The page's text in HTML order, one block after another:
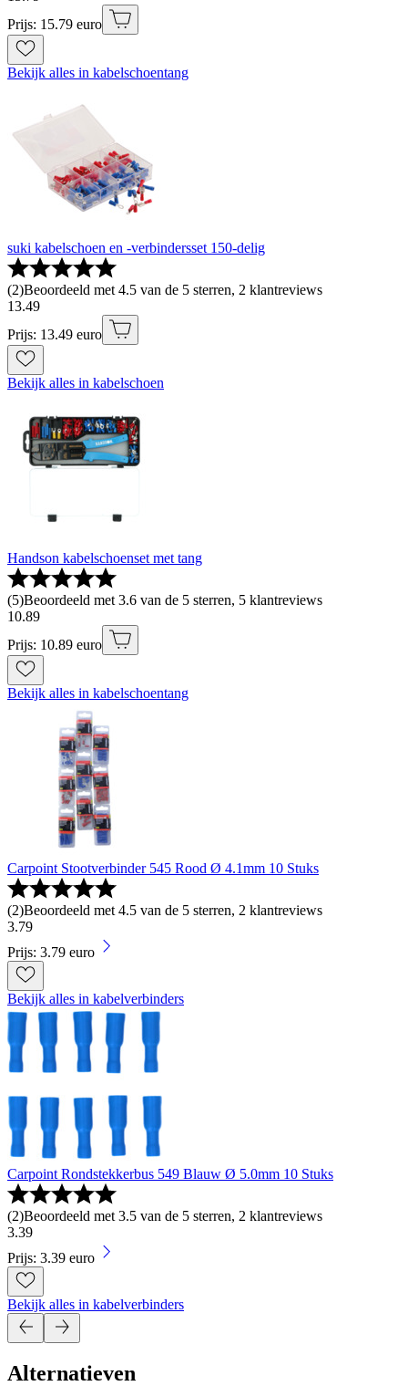
Prijs: 15.79 euro
Bekijk alles in kabelschoentang
suki kabelschoen en -verbindersset 150-delig
(2)Beoordeeld met 4.5 van de 5 sterren, 2 klantreviews
13.49
Prijs: 13.49 euro
Bekijk alles in kabelschoen
Handson kabelschoenset met tang
(5)Beoordeeld met 3.6 van de 5 sterren, 5 klantreviews
10.89
Prijs: 10.89 euro
Bekijk alles in kabelschoentang
Carpoint Stootverbinder 545 Rood Ø 4.1mm 10 Stuks
(2)Beoordeeld met 4.5 van de 5 sterren, 2 klantreviews
3.79
Prijs: 3.79 euro
Bekijk alles in kabelverbinders
Carpoint Rondstekkerbus 549 Blauw Ø 5.0mm 10 Stuks
(2)Beoordeeld met 3.5 van de 5 sterren, 2 klantreviews
3.39
Prijs: 3.39 euro
Bekijk alles in kabelverbinders
Alternatieven